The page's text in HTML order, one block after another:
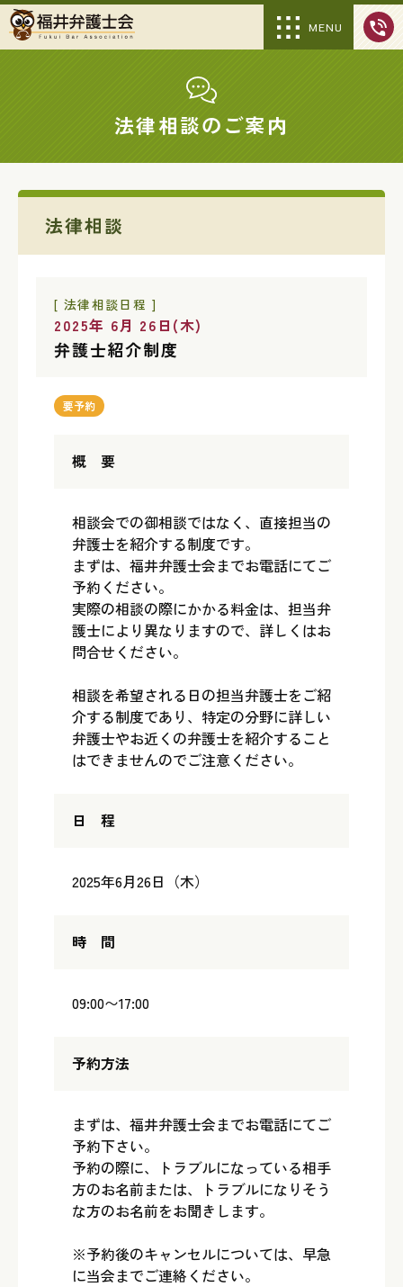
MENU
法律相談のご案内
法律相談
[ 法律相談日程 ]
2025年 6月 26日(木)
弁護士紹介制度
要予約
概 要
相談会での御相談ではなく、直接担当の
弁護士を紹介する制度です。
まずは、福井弁護士会までお電話にてご
予約ください。
実際の相談の際にかかる料金は、担当弁
護士により異なりますので、詳しくはお
問合せください。
相談を希望される日の担当弁護士をご紹
介する制度であり、特定の分野に詳しい
弁護士やお近くの弁護士を紹介すること
はできませんのでご注意ください。
日 程
2025年6月26日（木）
時 間
09:00〜17:00
予約方法
まずは、福井弁護士会までお電話にてご
予約下さい。
予約の際に、トラブルになっている相手
方のお名前または、トラブルになりそう
な方のお名前をお聞きします。
※予約後のキャンセルについては、早急
に当会までご連絡ください。